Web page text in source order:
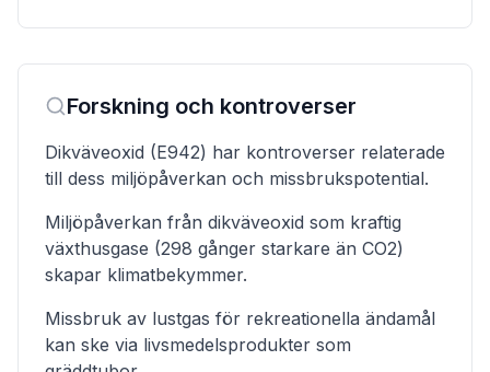
Forskning och kontroverser
Dikväveoxid (E942) har kontroverser relaterade
till dess miljöpåverkan och missbrukspotential.
Miljöpåverkan från dikväveoxid som kraftig
växthusgase (298 gånger starkare än CO2)
skapar klimatbekymmer.
Missbruk av lustgas för rekreationella ändamål
kan ske via livsmedelsprodukter som